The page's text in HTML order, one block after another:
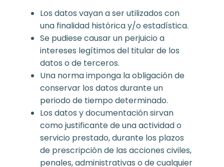
Los datos vayan a ser utilizados con
una finalidad histórica y/o estadística.
Se pudiese causar un perjuicio a
intereses legítimos del titular de los
datos o de terceros.
Una norma imponga la obligación de
conservar los datos durante un
periodo de tiempo determinado.
Los datos y documentación sirvan
como justificante de una actividad o
servicio prestado, durante los plazos
de prescripción de las acciones civiles,
penales, administrativas o de cualquier